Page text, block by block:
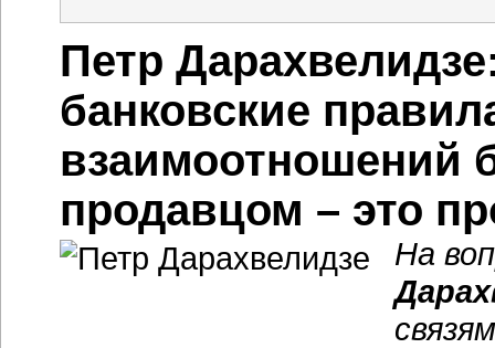
Петр
банковские
взаимоотношений
продавцом – это
На